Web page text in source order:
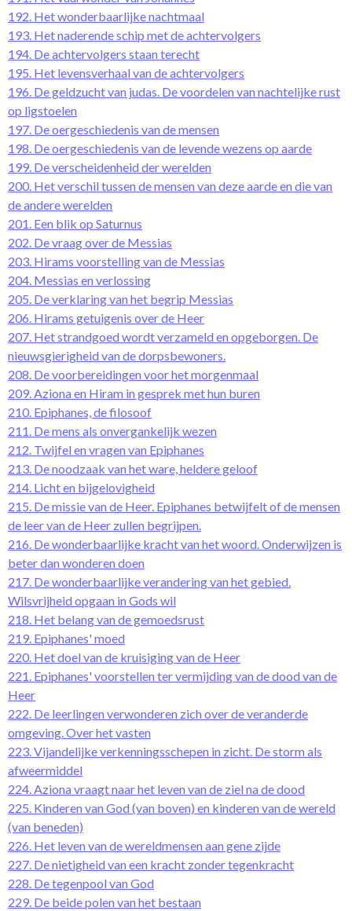
192. Het wonderbaarlijke nachtmaal
193. Het naderende schip met de achtervolgers
194. De achtervolgers staan terecht
195. Het levensverhaal van de achtervolgers
196. De geldzucht van judas. De voordelen van nachtelijke rust
op ligstoelen
197. De oergeschiedenis van de mensen
198. De oergeschiedenis van de levende wezens op aarde
199. De verscheidenheid der werelden
200. Het verschil tussen de mensen van deze aarde en die van
de andere werelden
201. Een blik op Saturnus
202. De vraag over de Messias
203. Hirams voorstelling van de Messias
204. Messias en verlossing
205. De verklaring van het begrip Messias
206. Hirams getuigenis over de Heer
207. Het strandgoed wordt verzameld en opgeborgen. De
nieuwsgierigheid van de dorpsbewoners.
208. De voorbereidingen voor het morgenmaal
209. Aziona en Hiram in gesprek met hun buren
210. Epiphanes, de filosoof
211. De mens als onvergankelijk wezen
212. Twijfel en vragen van Epiphanes
213. De noodzaak van het ware, heldere geloof
214. Licht en bijgelovigheid
215. De missie van de Heer. Epiphanes betwijfelt of de mensen
de leer van de Heer zullen begrijpen.
216. De wonderbaarlijke kracht van het woord. Onderwijzen is
beter dan wonderen doen
217. De wonderbaarlijke verandering van het gebied.
Wilsvrijheid opgaan in Gods wil
218. Het belang van de gemoedsrust
219. Epiphanes' moed
220. Het doel van de kruisiging van de Heer
221. Epiphanes' voorstellen ter vermijding van de dood van de
Heer
222. De leerlingen verwonderen zich over de veranderde
omgeving. Over het vasten
223. Vijandelijke verkenningsschepen in zicht. De storm als
afweermiddel
224. Aziona vraagt naar het leven van de ziel na de dood
225. Kinderen van God (van boven) en kinderen van de wereld
(van beneden)
226. Het leven van de wereldmensen aan gene zijde
227. De nietigheid van een kracht zonder tegenkracht
228. De tegenpool van God
229. De beide polen van het bestaan